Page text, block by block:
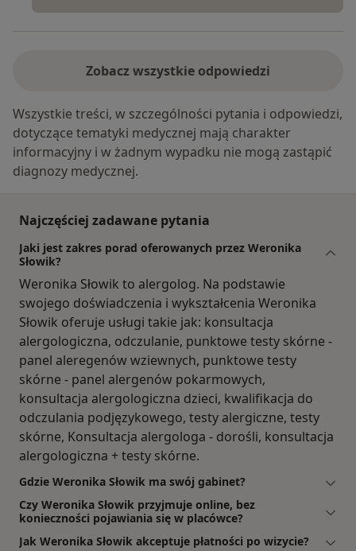
Zobacz wszystkie odpowiedzi
Wszystkie treści, w szczególności pytania i odpowiedzi,
dotyczące tematyki medycznej mają charakter
informacyjny i w żadnym wypadku nie mogą zastąpić
diagnozy medycznej.
Najczęściej zadawane pytania
Jaki jest zakres porad oferowanych przez Weronika
Słowik?
Weronika Słowik to alergolog. Na podstawie
swojego doświadczenia i wykształcenia Weronika
Słowik oferuje usługi takie jak: konsultacja
alergologiczna, odczulanie, punktowe testy skórne -
panel aleregenów wziewnych, punktowe testy
skórne - panel alergenów pokarmowych,
konsultacja alergologiczna dzieci, kwalifikacja do
odczulania podjęzykowego, testy alergiczne, testy
skórne, Konsultacja alergologa - dorośli, konsultacja
alergologiczna + testy skórne.
Gdzie Weronika Słowik ma swój gabinet?
Czy Weronika Słowik przyjmuje online, bez
konieczności pojawiania się w placówce?
Jak Weronika Słowik akceptuje płatności po wizycie?